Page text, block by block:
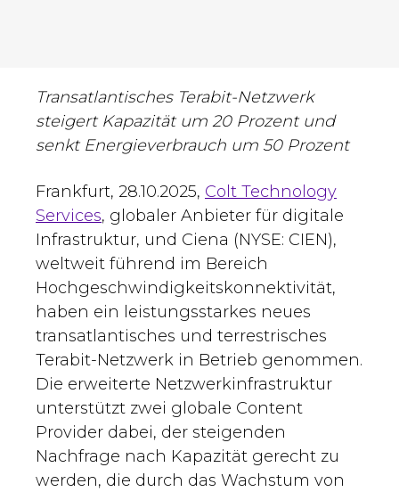
Transatlantisches Terabit-Netzwerk
steigert Kapazität um 20 Prozent und
senkt Energieverbrauch um 50 Prozent
Frankfurt, 28.10.2025, Colt Technology
Services, globaler Anbieter für digitale
Infrastruktur, und Ciena (NYSE: CIEN),
weltweit führend im Bereich
Hochgeschwindigkeitskonnektivität,
haben ein leistungsstarkes neues
transatlantisches und terrestrisches
Terabit-Netzwerk in Betrieb genommen.
Die erweiterte Netzwerkinfrastruktur
unterstützt zwei globale Content
Provider dabei, der steigenden
Nachfrage nach Kapazität gerecht zu
werden, die durch das Wachstum von